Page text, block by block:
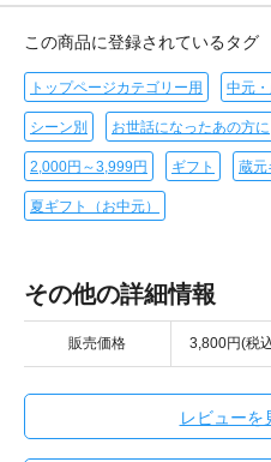
この商品に登録されているタグ
トップページカテゴリー用 中元
シーン別 お世話になったあの方に
2,000円～3,999円 ギフト 蔵元
夏ギフト（お中元）
その他の詳細情報
販売価格 3,800円(税
レビューを